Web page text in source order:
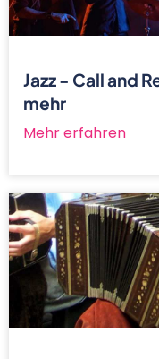
Jazz - Call and
mehr
Mehr erfahren